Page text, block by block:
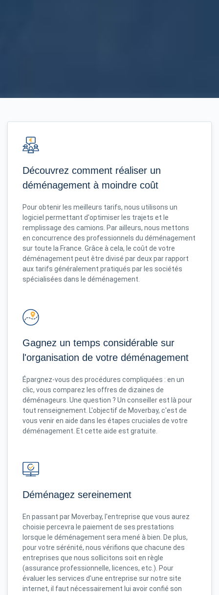
Découvrez comment réaliser un
déménagement à moindre coût
Pour obtenir les meilleurs tarifs, nous utilisons un
logiciel permettant d'optimiser les trajets et le
remplissage des camions. Par ailleurs, nous mettons
en concurrence des professionnels du déménagement
sur toute la France. Grâce à cela, le coût de votre
déménagement peut être divisé par deux par rapport
aux tarifs généralement pratiqués par les sociétés
spécialisées dans le déménagement.
Gagnez un temps considérable sur
l'organisation de votre déménagement
Épargnez-vous des procédures compliquées : en un
clic, vous comparez les offres de dizaines de
déménageurs. Une question ? Un conseiller est là pour
tout renseignement. L'objectif de Moverbay, c'est de
vous venir en aide dans les étapes cruciales de votre
déménagement. Et cette aide est gratuite.
Déménagez sereinement
En passant par Moverbay, l'entreprise que vous aurez
choisie percevra le paiement de ses prestations
lorsque le déménagement sera mené à bien. De plus,
pour votre sérénité, nous vérifions que chacune des
entreprises que nous sollicitons soit en règle
(assurance professionnelle, licences, etc.). Pour
évaluer les services d'une entreprise sur notre site
internet, il faut nécessairement lui avoir confié son